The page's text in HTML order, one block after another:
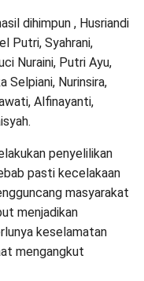
dihimpun , Husriandi
Putri, Syahrani,
Nuraini, Putri Ayu,
Selpiani, Nurinsira,
Alfinayanti,
penyelilikan
pasti kecelakaan
masyarakat
menjadikan
keselamatan
mengangkut